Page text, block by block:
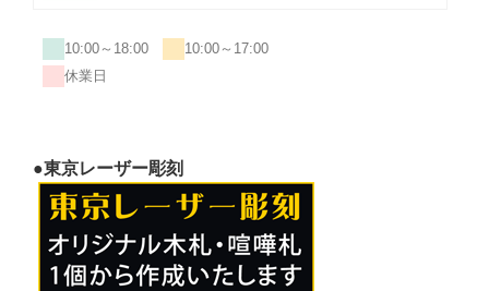
10:00～18:00
10:00～17:00
休業日
●東京レーザー彫刻